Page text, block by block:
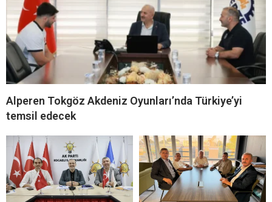
Alperen Tokgöz Akdeniz Oyunları’nda Türkiye’yi
temsil edecek